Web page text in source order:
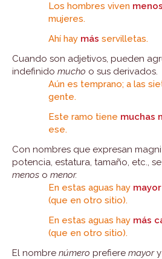
Los hombres viven menos
mujeres.
Ahí hay más servilletas.
Cuando son adjetivos, pueden
indefinido mucho o sus derivados.
Aún es temprano; a las
gente.
Este ramo tiene muchas
ese.
Con nombres que expresan
potencia, estatura, tamaño, etc.,
menos o menor.
En estas aguas hay
(que en otro sitio).
En estas aguas hay más
(que en otro sitio).
El nombre número prefiere mayory